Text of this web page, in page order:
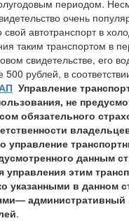
периодом.
очень
автотранспорт в
таким транспортом в
свидетельстве, его
500 рублей, в
Управление
не
обязательного
управление
данным
управления этим
указанными в данном
—
.